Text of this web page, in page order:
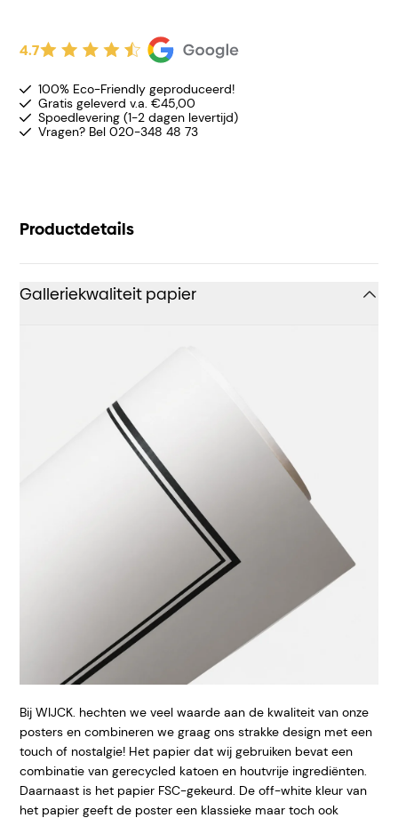
4.7
100% Eco-Friendly geproduceerd!
Gratis geleverd v.a. €45,00
Spoedlevering (1-2 dagen levertijd)
Vragen? Bel 020-348 48 73
Productdetails
Galleriekwaliteit papier
Bij WIJCK. hechten we veel waarde aan de kwaliteit van onze
posters en combineren we graag ons strakke design met een
touch of nostalgie! Het papier dat wij gebruiken bevat een
combinatie van gerecycled katoen en houtvrije ingrediënten.
Daarnaast is het papier FSC-gekeurd. De off-white kleur van
het papier geeft de poster een klassieke maar toch ook